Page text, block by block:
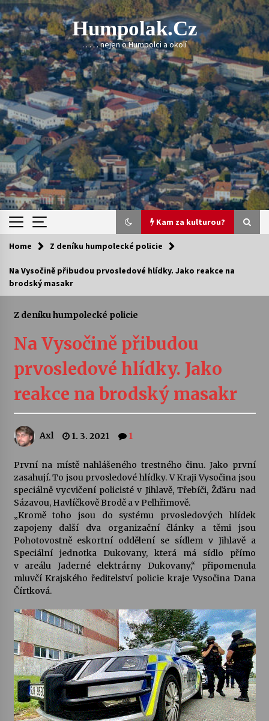
Skip
to
content
Humpolak.cz
. . . . . nejen o Humpolci a okolí
Kam za kulturou?
Kam za kulturou?
4. 8. 2026
Vernisáž výstavy Josefíny Duškové: Stávám se
30. 7. 2026
Veselí muzikanti
30. 7. 2026
šedesátka: 28. 7.–1. 8. 2026
28. 7. 2026
Letní koncerty ve Stromovce: Kolchoz a
Jenakaši
28. 7. 2026
Votavžatský ploty
23. 7. 2026
Letní koncerty ve Stromovce: Rufus Miller
22. 7. 2026
Vysočinka
17. 7. 2026
Home Z deníku humpolecké policie
Na Vysočině přibudou prvosledové hlídky. Jako reakce na
brodský masakr
Z deníku humpolecké policie
Na Vysočině přibudou
prvosledové hlídky. Jako
reakce na brodský masakr
Axl 1. 3. 2021 1
První na místě nahlášeného trestného činu. Jako první
zasahují. To jsou prvosledové hlídky. V Kraji Vysočina jsou
speciálně vycvičení policisté v Jihlavě, Třebíči, Žďáru nad
Sázavou, Havlíčkově Brodě a v Pelhřimově.
„Kromě toho jsou do systému prvosledových hlídek
zapojeny další dva organizační články a těmi jsou
Pohotovostně eskortní oddělení se sídlem v Jihlavě a
Speciální jednotka Dukovany, která má sídlo přímo
v areálu Jaderné elektrárny Dukovany,“ připomenula
mluvčí Krajského ředitelství policie kraje Vysočina Dana
Čírtková.